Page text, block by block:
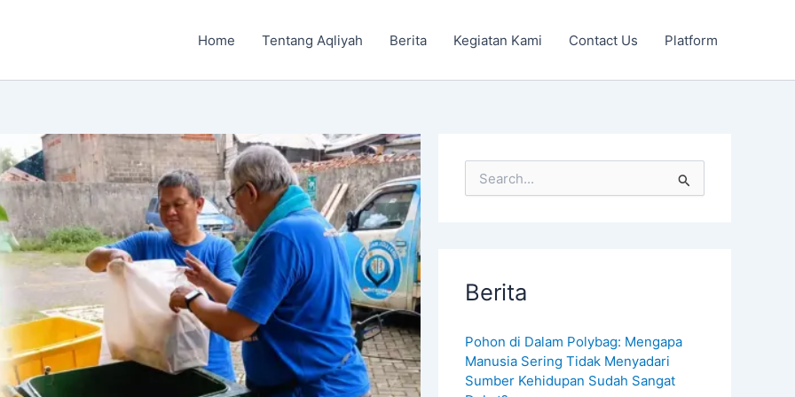
Home Tentang Aqliyah Berita Kegiatan Kami Contact Us Platform
e
f
o
:
Berita
Pohon di Dalam Polybag: Mengapa
Manusia Sering Tidak Menyadari
Sumber Kehidupan Sudah Sangat